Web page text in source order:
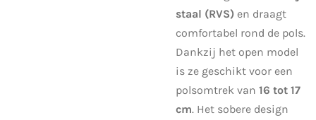
staal (RVS) en draagt
comfortabel rond de pols.
Dankzij het open model
is ze geschikt voor een
polsomtrek van 16 tot 17
cm. Het sobere design